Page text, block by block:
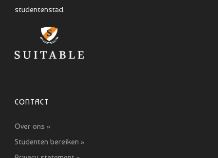
studentenstad.
CONTACT
Over ons »
Studenten bereiken »